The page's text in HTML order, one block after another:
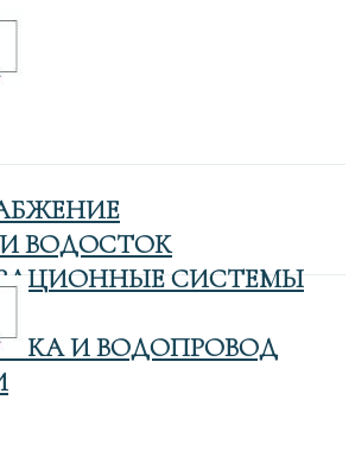
ВОДОСТОК
СИСТЕМЫ
И ВОДОПРОВОД